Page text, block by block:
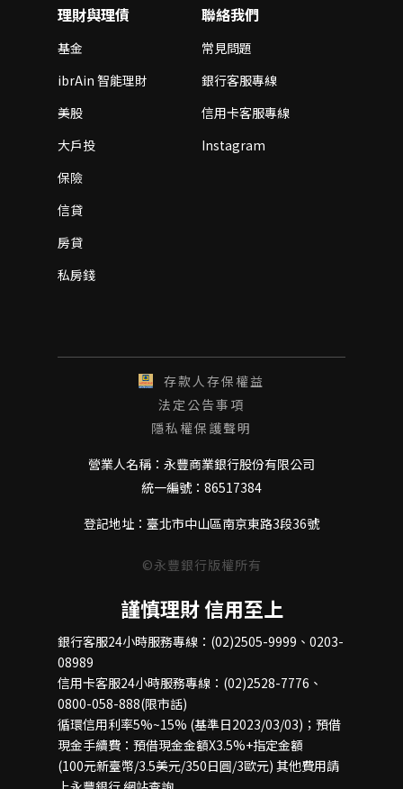
平均財富
當月平均財富達新臺幣30萬元(含)以上
幣5,000元(含)以上
或
於當月最後一個營業日前使用DAWHO 數位帳戶
分級權益看這裡
理財與理債
基金
ibrAin 智能理財
美股
大戶投
保險
信貸
房貸
私房錢
聯絡我們
常見問題
銀行客服專線
信用卡客服專線
Instagram
存款人存保權益
法定公告事項
隱私權保護聲明
營業人名稱：永豐商業銀行股份有限公司
統一編號：86517384
登記地址：臺北市中山區南京東路3段36號
©永豐銀行版權所有
謹慎理財 信用至上
銀行客服24小時服務專線：(02)2505-9999、0203-
08989
信用卡客服24小時服務專線：(02)2528-7776、
0800-058-888(限市話)
循環信用利率5%~15% (基準日2023/03/03)；預借
現金手續費：預借現金金額X3.5%+指定金額
(100元新臺幣/3.5美元/350日圓/3歐元) 其他費用請